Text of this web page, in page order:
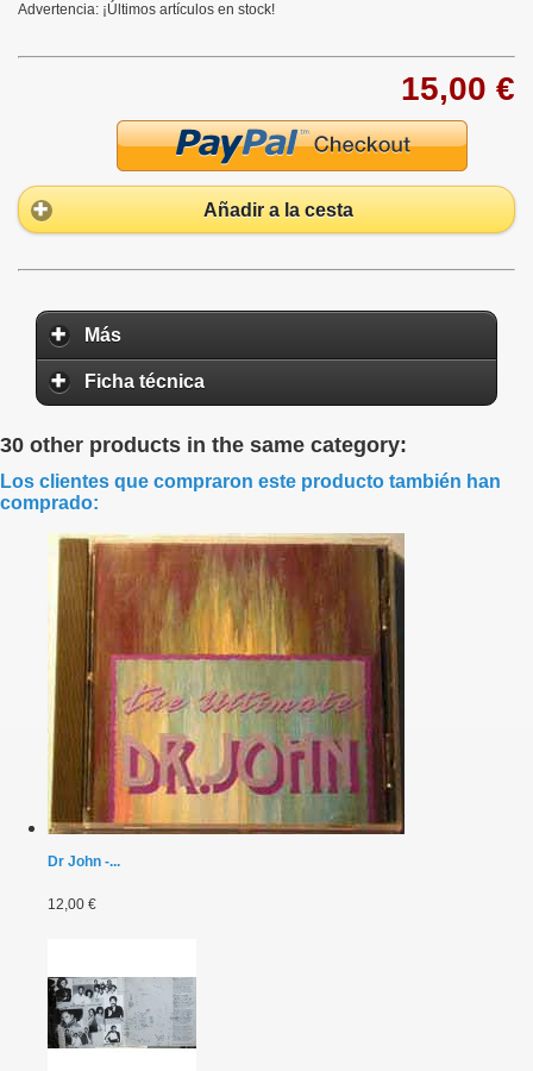
Advertencia: ¡Últimos artículos en stock!
15,00 €
Añadir a la cesta
Más
Ficha técnica
30 other products in the same category:
Los clientes que compraron este producto también han
comprado:
Dr John -...
12,00 €